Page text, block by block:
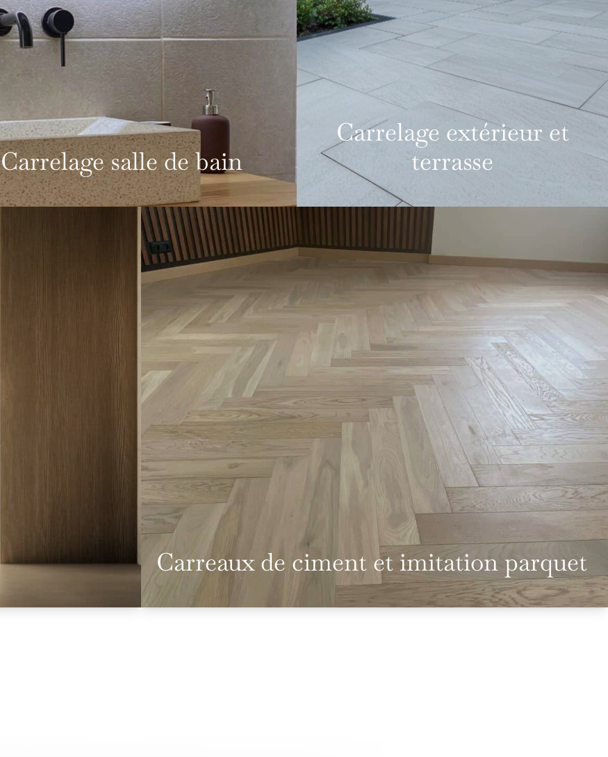
Carrelage salle de bain
Carrelage extérieur et
terrasse
Carreaux de ciment et imitation parquet